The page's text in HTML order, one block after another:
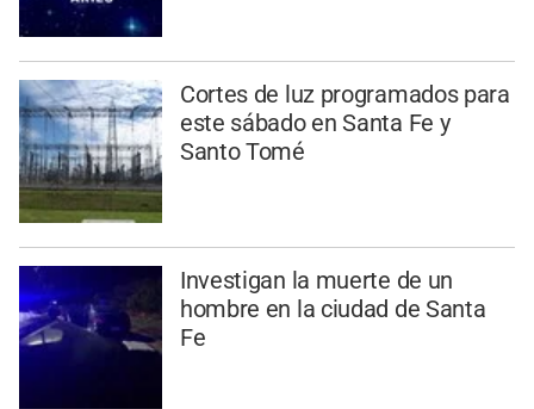
Cortes de luz programados para
este sábado en Santa Fe y
Santo Tomé
Investigan la muerte de un
hombre en la ciudad de Santa
Fe